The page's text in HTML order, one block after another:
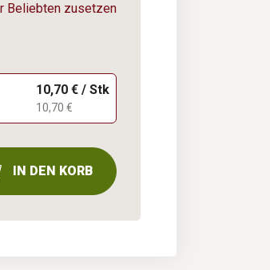
Beliebten zusetzen
10,70 € / Stk
10,70 €
IN DEN KORB